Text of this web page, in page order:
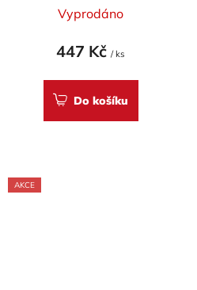
Vyprodáno
447 Kč / ks
Do košíku
AKCE